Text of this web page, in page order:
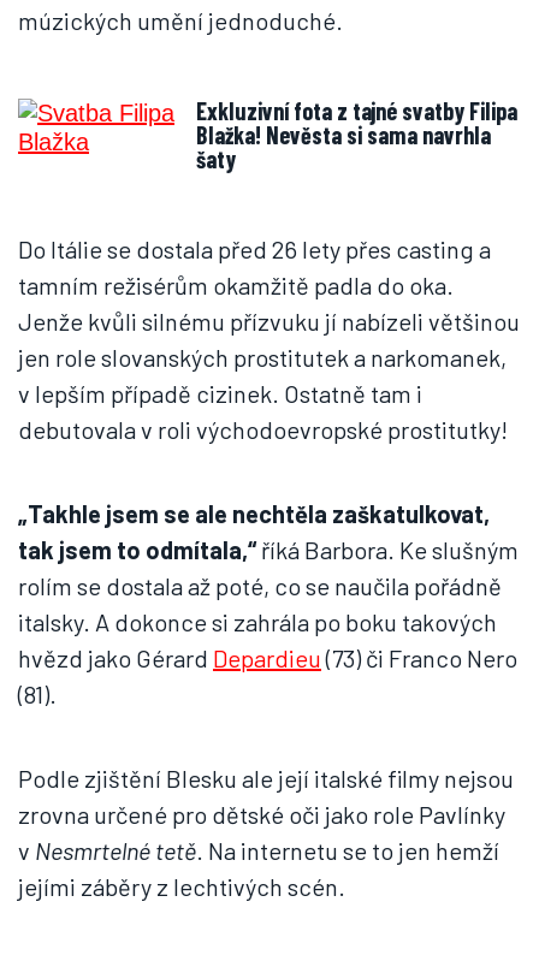
múzických umění jednoduché.
Exkluzivní fota z tajné svatby Filipa
Blažka! Nevěsta si sama navrhla
šaty
Do Itálie se dostala před 26 lety přes casting a
tamním režisérům okamžitě padla do oka.
Jenže kvůli silnému přízvuku jí nabízeli většinou
jen role slovanských prostitutek a narkomanek,
v lepším případě cizinek. Ostatně tam i
debutovala v roli východoevropské prostitutky!
„Takhle jsem se ale nechtěla zaškatulkovat,
tak jsem to odmítala,“říká Barbora. Ke slušným
rolím se dostala až poté, co se naučila pořádně
italsky. A dokonce si zahrála po boku takových
hvězd jako Gérard Depardieu(73) či Franco Nero
(81).
Podle zjištění Blesku ale její italské filmy nejsou
zrovna určené pro dětské oči jako role Pavlínky
v Nesmrtelné tetě. Na internetu se to jen hemží
jejími záběry z lechtivých scén.